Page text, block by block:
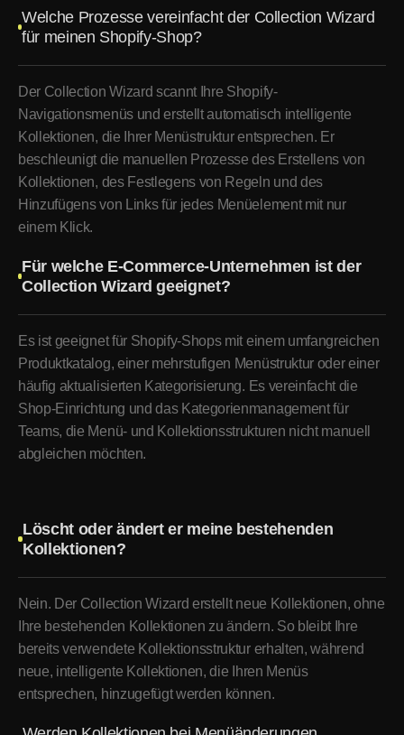
Welche Prozesse vereinfacht der Collection Wizard
für meinen Shopify-Shop?
Der Collection Wizard scannt Ihre Shopify-
Navigationsmenüs und erstellt automatisch intelligente
Kollektionen, die Ihrer Menüstruktur entsprechen. Er
beschleunigt die manuellen Prozesse des Erstellens von
Kollektionen, des Festlegens von Regeln und des
Hinzufügens von Links für jedes Menüelement mit nur
einem Klick.
Für welche E-Commerce-Unternehmen ist der
Collection Wizard geeignet?
Es ist geeignet für Shopify-Shops mit einem umfangreichen
Produktkatalog, einer mehrstufigen Menüstruktur oder einer
häufig aktualisierten Kategorisierung. Es vereinfacht die
Shop-Einrichtung und das Kategorienmanagement für
Teams, die Menü- und Kollektionsstrukturen nicht manuell
abgleichen möchten.
Löscht oder ändert er meine bestehenden
Kollektionen?
Nein. Der Collection Wizard erstellt neue Kollektionen, ohne
Ihre bestehenden Kollektionen zu ändern. So bleibt Ihre
bereits verwendete Kollektionsstruktur erhalten, während
neue, intelligente Kollektionen, die Ihren Menüs
entsprechen, hinzugefügt werden können.